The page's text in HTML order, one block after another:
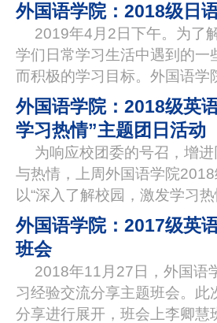
外国语学院：2018级日
2019年4月2日下午。为了
学们日常学习生活中遇到的
而积极的学习目标。外国语
外国语学院：2018级英
学习热情”主题团日活动
为响应校团委的号召，增
与热情，上周外国语学院
以“深入了解校园，激发学习
外国语学院：2017级英
班会
2018年11月27日，外国语
习经验交流分享主题班会。
分享进行展开，班会上李卿